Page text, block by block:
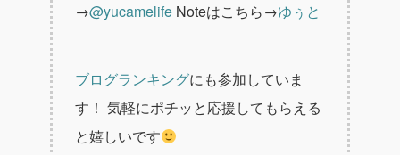
→@yucamelife Noteはこちら→ゆぅと
ブログランキングにも参加していま
す！ 気軽にポチッと応援してもらえる
と嬉しいです